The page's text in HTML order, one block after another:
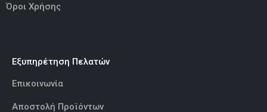
Όροι Χρήσης
Εξυπηρέτηση Πελατών
Επικοινωνία
Αποστολή Προϊόντων